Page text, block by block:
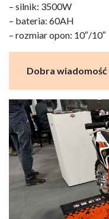
– silnik: 3500W
– bateria: 60AH
– rozmiar opon: 10″/10″
Dobra wiadomość